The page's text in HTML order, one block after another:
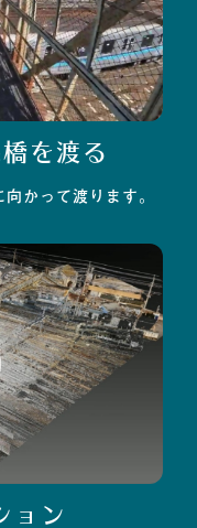
を渡る
かって渡ります。
ョン